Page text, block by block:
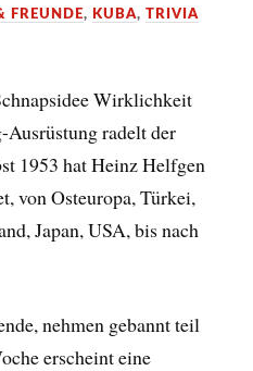
FREUNDE, KUBA, TRIVIA
Wirklichkeit
radelt der
1953 hat Heinz Helfgen
von Osteuropa, Türkei,
Japan, USA, bis nach
nehmen gebannt teil
erscheint eine